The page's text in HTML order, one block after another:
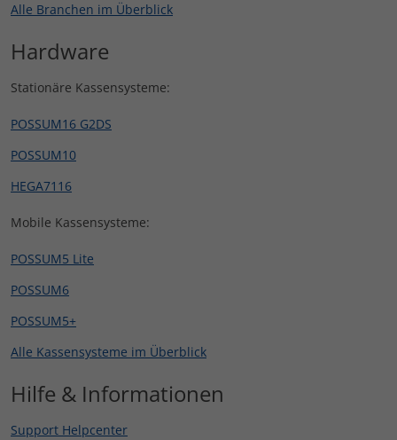
Alle Branchen im Überblick
Hardware
Stationäre Kassensysteme:
POSSUM16 G2DS
POSSUM10
HEGA7116
Mobile Kassensysteme:
POSSUM5 Lite
POSSUM6
POSSUM5+
Alle Kassensysteme im Überblick
Hilfe & Informationen
Support Helpcenter